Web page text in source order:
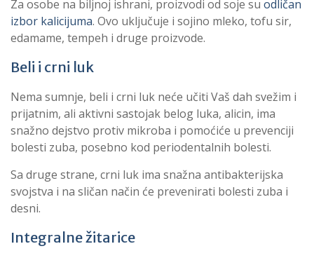
Za osobe na biljnoj ishrani, proizvodi od soje su odličan
izbor kalicijuma. Ovo uključuje i sojino mleko, tofu sir,
edamame, tempeh i druge proizvode.
Beli i crni luk
Nema sumnje, beli i crni luk neće učiti Vaš dah svežim i
prijatnim, ali aktivni sastojak belog luka, alicin, ima
snažno dejstvo protiv mikroba i pomoćiće u prevenciji
bolesti zuba, posebno kod periodentalnih bolesti.
Sa druge strane, crni luk ima snažna antibakterijska
svojstva i na sličan način će prevenirati bolesti zuba i
desni.
Integralne žitarice